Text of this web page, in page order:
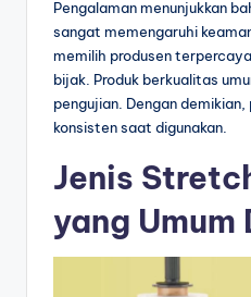
Pengalaman menunjukkan
sangat memengaruhi
memilih produsen
bijak. Produk berkualitas
pengujian. Dengan
konsisten saat digunakan.
Jenis
yang Umum